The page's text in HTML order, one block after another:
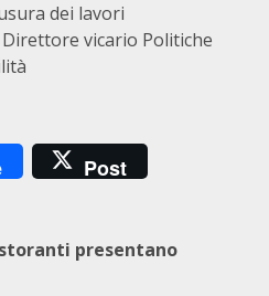
dei lavori
vicario Politiche
Post
presentano